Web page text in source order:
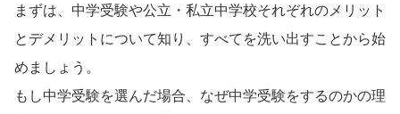
まずは、中学受験や公立・私立中学校それぞれのメリット
とデメリットについて知り、すべてを洗い出すことから始
めましょう。
もし中学受験を選んだ場合、なぜ中学受験をするのかの理